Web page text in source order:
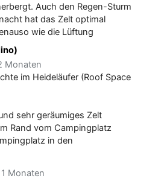
Auch den Regen-Sturm
hat das Zelt optimal
wie die Lüftung
Monaten
im Heideläufer (Roof Space
sehr geräumiges Zelt
Rand vom Campingplatz
in den
Monaten